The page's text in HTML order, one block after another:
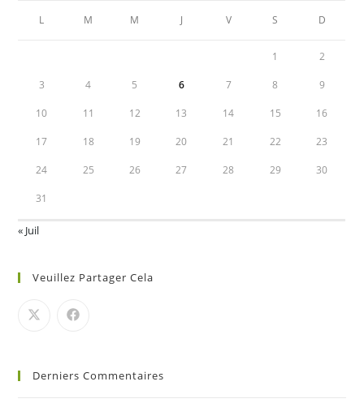
L M M J V S D
1 2
3 4 5 6 7 8 9
10 11 12 13 14 15 16
17 18 19 20 21 22 23
24 25 26 27 28 29 30
31
« Juil
Veuillez Partager Cela
Derniers Commentaires